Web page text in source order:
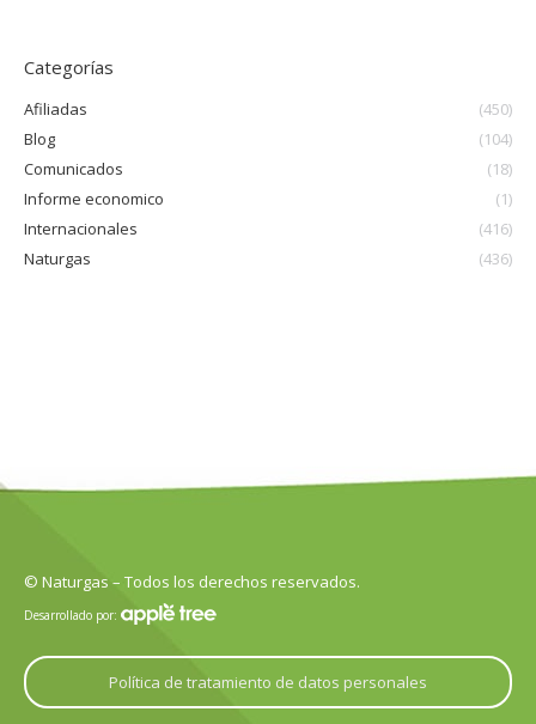
Categorías
Afiliadas
(450)
Blog
(104)
Comunicados
(18)
Informe economico
(1)
Internacionales
(416)
Naturgas
(436)
© Naturgas – Todos los derechos reservados.
Desarrollado por:
Política de tratamiento de datos personales